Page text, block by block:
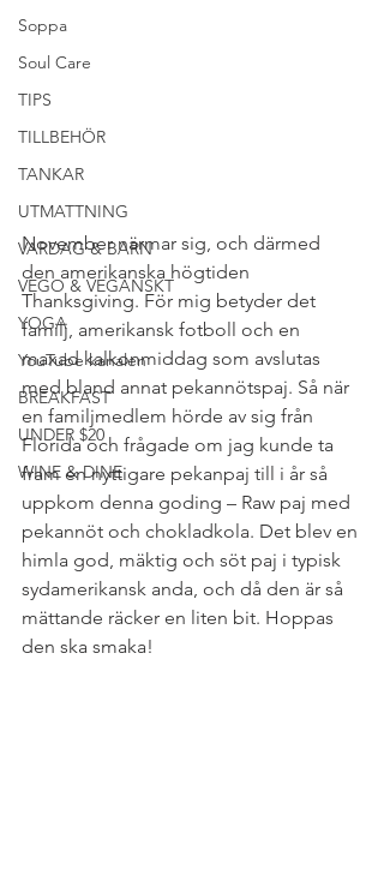
Soppa
Soul Care
TIPS
TILLBEHÖR
TANKAR
UTMATTNING
VARDAG & BARN
VEGO & VEGANSKT
YOGA
YouTube kanalen
BREAKFAST
UNDER $20
WINE & DINE
November närmar sig, och därmed
den amerikanska högtiden
Thanksgiving. För mig betyder det
familj, amerikansk fotboll och en
maxad kalkonmiddag som avslutas
med bland annat pekannötspaj. Så när
en familjmedlem hörde av sig från
Florida och frågade om jag kunde ta
fram en nyttigare pekanpaj till i år så
uppkom denna goding – Raw paj med
pekannöt och chokladkola. Det blev en
himla god, mäktig och söt paj i typisk
sydamerikansk anda, och då den är så
mättande räcker en liten bit. Hoppas
den ska smaka!